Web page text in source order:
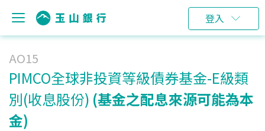
登入
AO15
PIMCO全球非投資等級債券基金-E級類
別(收息股份) (基金之配息來源可能為本
金)